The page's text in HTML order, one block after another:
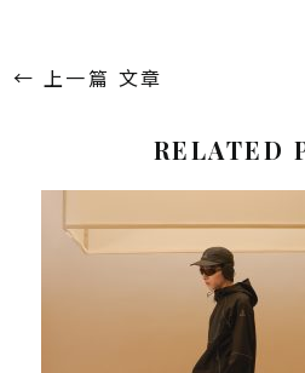
← 上一篇 文章
RELATED